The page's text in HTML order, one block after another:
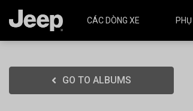
CÁC DÒNG XE PHỤ
GO TO ALBUMS